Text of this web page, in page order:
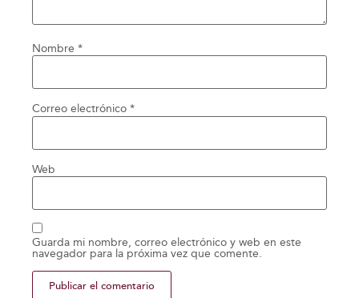
Nombre *
Correo electrónico *
Web
Guarda mi nombre, correo electrónico y web en este
navegador para la próxima vez que comente.